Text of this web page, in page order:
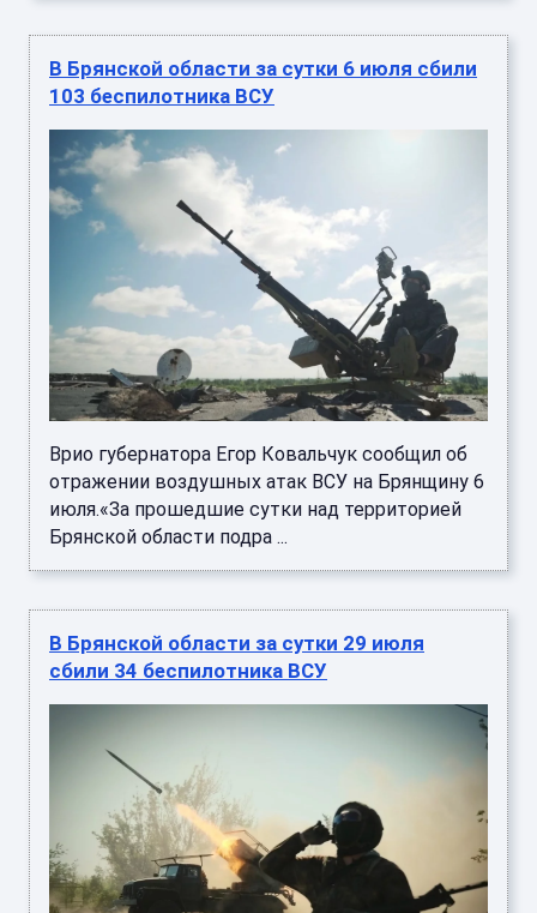
В Брянской области за сутки 6 июля сбили
103 беспилотника ВСУ
Врио губернатора Егор Ковальчук сообщил об
отражении воздушных атак ВСУ на Брянщину 6
июля.«За прошедшие сутки над территорией
Брянской области подра ...
В Брянской области за сутки 29 июля
сбили 34 беспилотника ВСУ